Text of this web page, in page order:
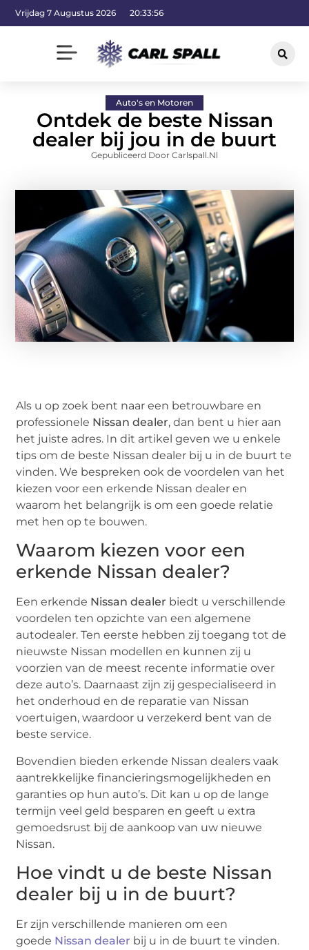
Vrijdag 7 Augustus 2026 20:33:57
Auto's en Motoren
Ontdek de beste Nissan
dealer bij jou in de buurt
Gepubliceerd Door Carlspall.nl
Als u op zoek bent naar een betrouwbare en
professionele Nissan dealer, dan bent u hier aan
het juiste adres. In dit artikel geven we u enkele
tips om de beste Nissan dealer bij u in de buurt te
vinden. We bespreken ook de voordelen van het
kiezen voor een erkende Nissan dealer en
waarom het belangrijk is om een goede relatie
met hen op te bouwen.
Waarom kiezen voor een
erkende Nissan dealer?
Een erkende Nissan dealer biedt u verschillende
voordelen ten opzichte van een algemene
autodealer. Ten eerste hebben zij toegang tot de
nieuwste Nissan modellen en kunnen zij u
voorzien van de meest recente informatie over
deze auto’s. Daarnaast zijn zij gespecialiseerd in
het onderhoud en de reparatie van Nissan
voertuigen, waardoor u verzekerd bent van de
beste service.
Bovendien bieden erkende Nissan dealers vaak
aantrekkelijke financieringsmogelijkheden en
garanties op hun auto’s. Dit kan u op de lange
termijn veel geld besparen en geeft u extra
gemoedsrust bij de aankoop van uw nieuwe
Nissan.
Hoe vindt u de beste Nissan
dealer bij u in de buurt?
Er zijn verschillende manieren om een
goede Nissan dealer bij u in de buurt te vinden.